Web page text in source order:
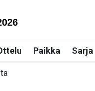
Paikka Sarja